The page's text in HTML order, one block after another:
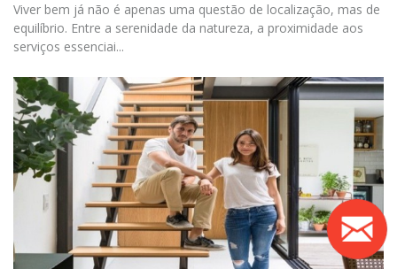
Viver bem já não é apenas uma questão de localização, mas de
equilíbrio. Entre a serenidade da natureza, a proximidade aos
serviços essenciai...